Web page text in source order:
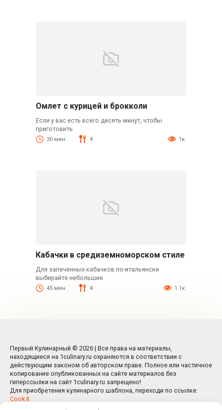
Омлет с курицей и брокколи
Если у вас есть всего десять минут, чтобы
приготовить
30 мин. 4 1к.
Кабачки в средиземноморском стиле
Для запеченных кабачков по-итальянски
выбирайте небольшие
45 мин. 4 1.1к.
Первый Кулинарный © 2026 | Все права на материалы,
находящиеся на 1culinary.ru охраняются в соответствии с
действующим законом об авторском праве. Полное или частичное
копирование опубликованных на сайте материалов без
гиперссылки на сайт 1culinary.ru запрещено!
Для приобретения кулинарного шаблона, переходи по ссылке:
Cook It